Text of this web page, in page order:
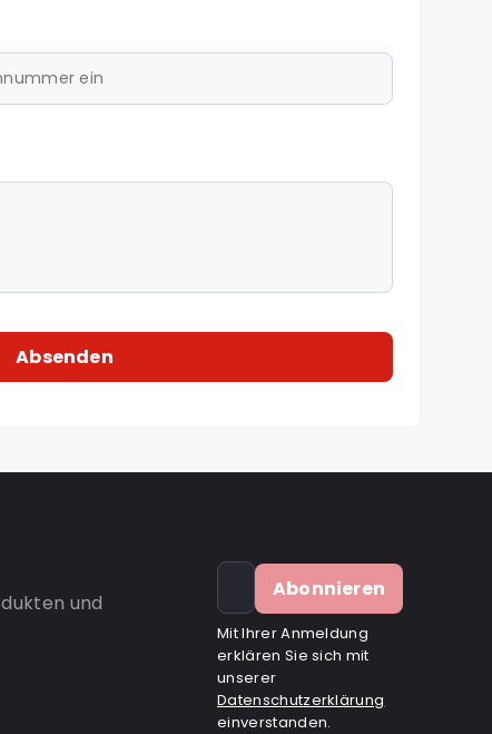
und
Abonnieren
Mit Ihrer Anmeldung
erklären Sie sich mit
unserer
Datenschutzerklärung
einverstanden.